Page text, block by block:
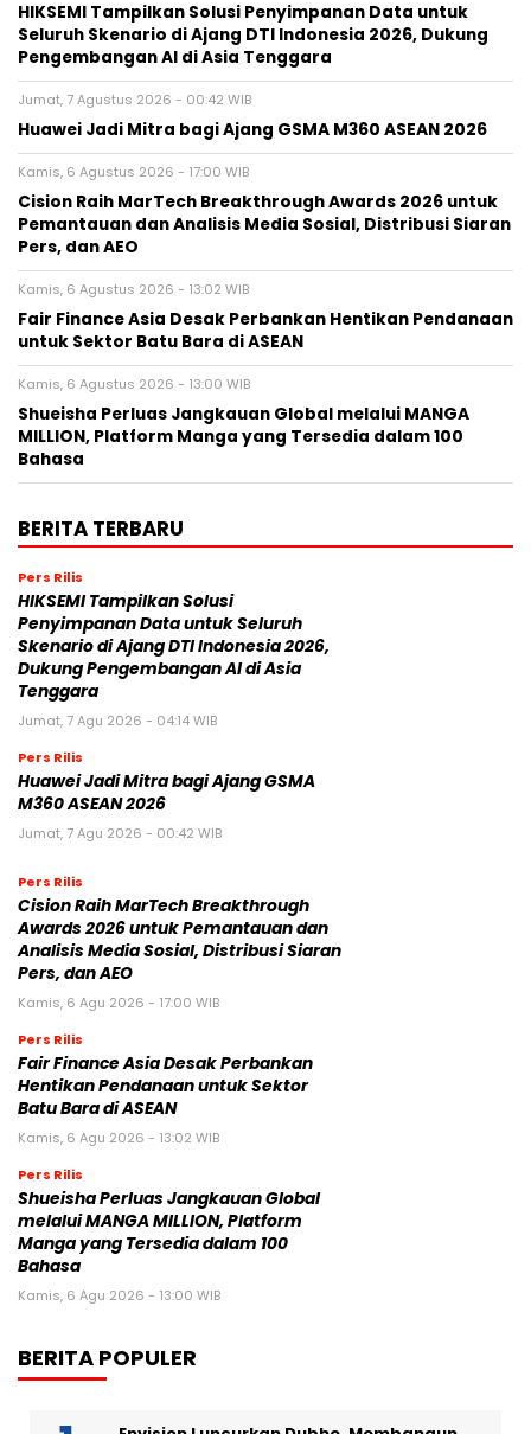
HIKSEMI Tampilkan Solusi Penyimpanan Data untuk
Seluruh Skenario di Ajang DTI Indonesia 2026, Dukung
Pengembangan AI di Asia Tenggara
Jumat, 7 Agustus 2026 - 00:42 WIB
Huawei Jadi Mitra bagi Ajang GSMA M360 ASEAN 2026
Kamis, 6 Agustus 2026 - 17:00 WIB
Cision Raih MarTech Breakthrough Awards 2026 untuk
Pemantauan dan Analisis Media Sosial, Distribusi Siaran
Pers, dan AEO
Kamis, 6 Agustus 2026 - 13:02 WIB
Fair Finance Asia Desak Perbankan Hentikan Pendanaan
untuk Sektor Batu Bara di ASEAN
Kamis, 6 Agustus 2026 - 13:00 WIB
Shueisha Perluas Jangkauan Global melalui MANGA
MILLION, Platform Manga yang Tersedia dalam 100
Bahasa
BERITA TERBARU
Pers Rilis
HIKSEMI Tampilkan Solusi
Penyimpanan Data untuk Seluruh
Skenario di Ajang DTI Indonesia 2026,
Dukung Pengembangan AI di Asia
Tenggara
Jumat, 7 Agu 2026 - 04:14 WIB
Pers Rilis
Huawei Jadi Mitra bagi Ajang GSMA
M360 ASEAN 2026
Jumat, 7 Agu 2026 - 00:42 WIB
Pers Rilis
Cision Raih MarTech Breakthrough
Awards 2026 untuk Pemantauan dan
Analisis Media Sosial, Distribusi Siaran
Pers, dan AEO
Kamis, 6 Agu 2026 - 17:00 WIB
Pers Rilis
Fair Finance Asia Desak Perbankan
Hentikan Pendanaan untuk Sektor
Batu Bara di ASEAN
Kamis, 6 Agu 2026 - 13:02 WIB
Pers Rilis
Shueisha Perluas Jangkauan Global
melalui MANGA MILLION, Platform
Manga yang Tersedia dalam 100
Bahasa
Kamis, 6 Agu 2026 - 13:00 WIB
BERITA POPULER